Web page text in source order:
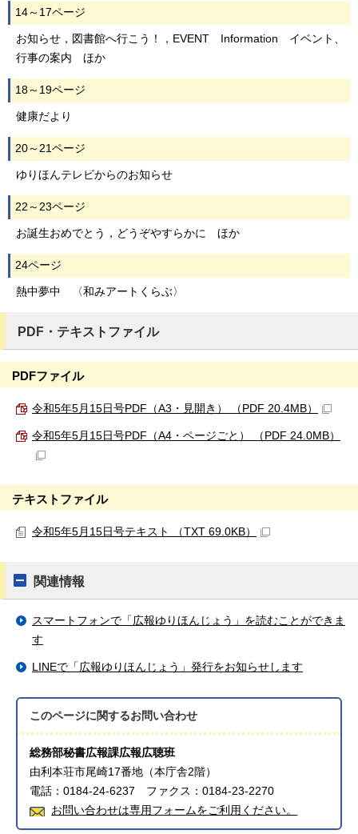
14～17ページ
お知らせ，図書館へ行こう！，EVENT Information イベント、
行事の案内 ほか
18～19ページ
健康だより
20～21ページ
ゆりほんテレビからのお知らせ
22～23ページ
お誕生おめでとう，どうぞやすらかに ほか
24ページ
熱中夢中 〈和みアートくらぶ〉
PDF・テキストファイル
PDFファイル
令和5年5月15日号PDF（A3・見開き） （PDF 20.4MB）
令和5年5月15日号PDF（A4・ページごと） （PDF 24.0MB）
テキストファイル
令和5年5月15日号テキスト （TXT 69.0KB）
関連情報
スマートフォンで「広報ゆりほんじょう」を読むことができま
す
LINEで「広報ゆりほんじょう」発行をお知らせします
このページに関するお問い合わせ
総務部秘書広報課広報広聴班
由利本荘市尾崎17番地（本庁舎2階）
電話：0184-24-6237 ファクス：0184-23-2270
お問い合わせは専用フォームをご利用ください。